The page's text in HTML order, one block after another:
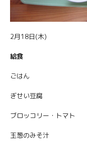
2月18日(木)
給食
ごはん
ぎせい豆腐
ブロッコリー・トマト
玉葱のみそ汁